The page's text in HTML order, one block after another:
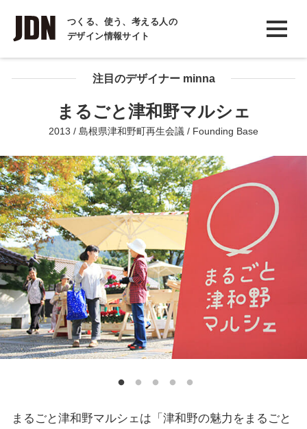
つくる、使う、考える人の
デザイン情報サイト
INTERVIEW
インタビュー
REPORT
COLUMN
注目のデザイナー minna
まるごと津和野マルシェ
2013 / 島根県津和野町再生会議 / Founding Base
まるごと津和野マルシェは「津和野の魅力をまるごと